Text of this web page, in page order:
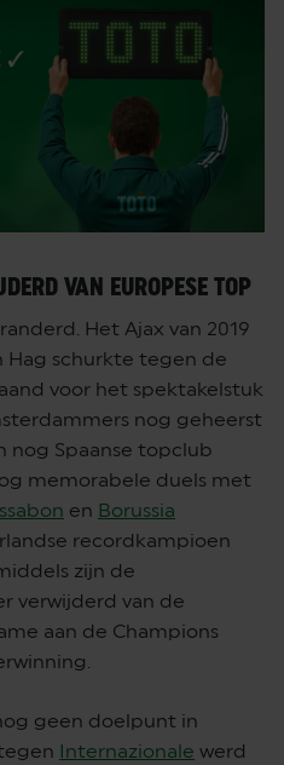
VAN EUROPESE TOP
Het Ajax van 2019
Hag schurkte tegen de
voor het spektakelstuk
nog geheerst
nog Spaanse topclub
memorabele duels met
en Borussia
recordkampioen
zijn de
verwijderd van de
aan de Champions
geen doelpunt in
Internazionale werd